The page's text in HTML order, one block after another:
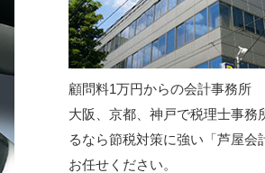
顧問料1万円からの会計事務所
大阪、京都、神戸で税理士事務
るなら節税対策に強い「芦屋会
お任せください。